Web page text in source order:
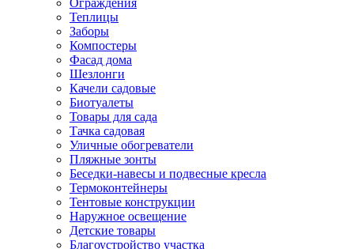
Ограждения
Теплицы
Заборы
Компостеры
Фасад дома
Шезлонги
Качели садовые
Биотуалеты
Товары для сада
Тачка садовая
Уличные обогреватели
Пляжные зонты
Беседки-навесы и подвесные кресла
Термоконтейнеры
Тентовые конструкции
Наружное освещение
Детские товары
Благоустройство участка